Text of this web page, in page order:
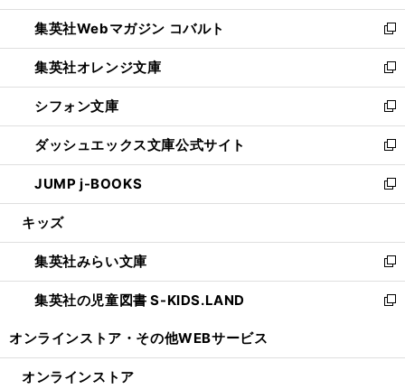
開
く
ウ
で
開
く
ン
ド
ウ
で
開
く
ウ
ィ
ン
ド
ウ
で
開
く
集英社Webマガジン コバルト
新
し
い
ウ
ィ
ン
ド
ウ
で
開
集英社オレンジ文庫
新
し
い
ウ
ィ
ン
ド
ウ
開
く
シフォン文庫
新
し
い
ウ
ィ
ン
ウ
で
開
く
ダッシュエックス文庫公式サイト
新
し
い
ウ
ン
ド
ウ
で
JUMP j-BOOKS
新
し
ウ
ィ
ン
ド
開
キッズ
集英社みらい文庫
新
し
い
ン
集英社の児童図書 S-KIDS.LAND
新
ウ
オンラインストア・ その他WEBサービス
オンラインストア